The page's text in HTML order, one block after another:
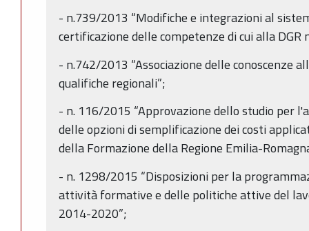
- n.739/2013 “Modifiche e integrazioni al
certificazione delle competenze di cui alla DGR
- n.742/2013 “Associazione delle conoscenze
qualifiche regionali”;
- n. 116/2015 “Approvazione dello studio per
delle opzioni di semplificazione dei costi
della Formazione della Regione Emilia-
- n. 1298/2015 “Disposizioni per la
attività formative e delle politiche attive del
2014-2020”;